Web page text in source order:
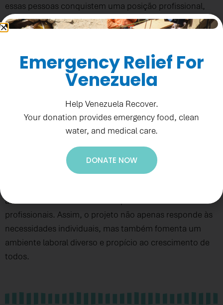
essas pessoas conquistem uma posição profissional,
mas também que se integrem de forma completa e
bem-sucedida à sociedade.
Esta ação é de fundamental importância para nosso
público, pois estimula a igualdade de chances para
migrantes com deficiência. Através da emissão de
laudos médicos, abrimos portas para que essas pessoas
acessem o mercado de trabalho, oportunizando o
desenvolvimento de suas competências e uma
participação efetiva na comunidade. Essa iniciativa
também visa conscientizar os empregadores sobre a
atendendo às necessidades específicas desses
profissionais. Assim, o projeto não apenas responde às
necessidades individuais, mas também fomenta um
ambiente laboral diverso e propício ao crescimento de
todos.
Emergency Relief For
Venezuela
Help Venezuela Recover.
Your donation provides emergency food, clean
water, and medical care.
DONATE NOW